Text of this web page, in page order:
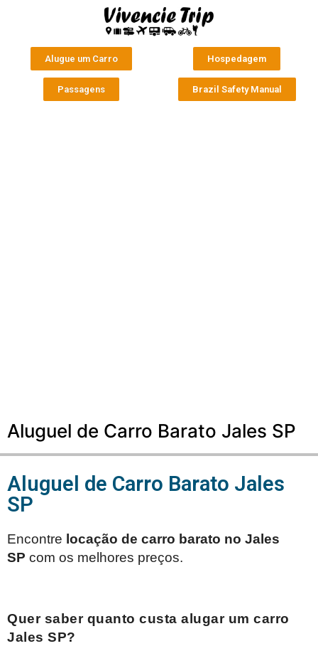
Alugue um Carro Hospedagem
Passagens Brazil Safety Manual
Aluguel de Carro Barato Jales SP
Aluguel de Carro Barato Jales
SP
Encontre locação de carro barato no Jales
SP com os melhores preços.
Quer saber quanto custa alugar um carro
Jales SP?